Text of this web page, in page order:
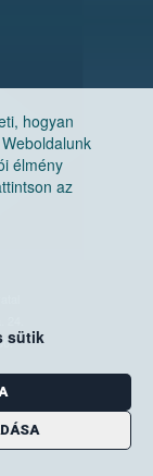
hogyan
élmény
az
sütik